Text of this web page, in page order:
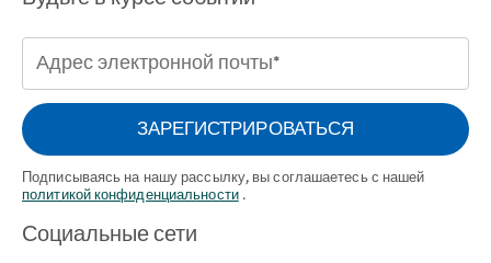
электронной
почты
(Необходимый)ЗАРЕГИСТРИРОВАТЬСЯ
Подписываясь на нашу рассылку, вы соглашаетесь с нашей
политикой конфиденциальности.
Социальные сети